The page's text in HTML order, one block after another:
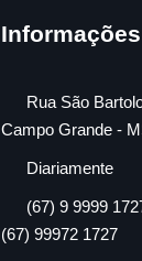
Rua São
Campo Grande -
Diariamente
(67) 9 9999
(67) 99972 1727